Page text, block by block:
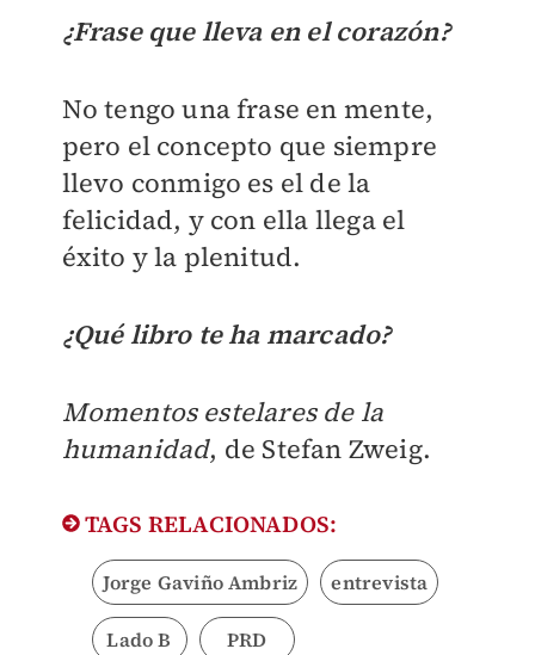
¿Frase que lleva en el corazón?
No tengo una frase en mente,
pero el concepto que siempre
llevo conmigo es el de la
felicidad, y con ella llega el
éxito y la plenitud.
¿Qué libro te ha marcado?
Momentos estelares de la
humanidad, de Stefan Zweig.
TAGS RELACIONADOS:
Jorge Gaviño Ambriz entrevista
Lado B PRD